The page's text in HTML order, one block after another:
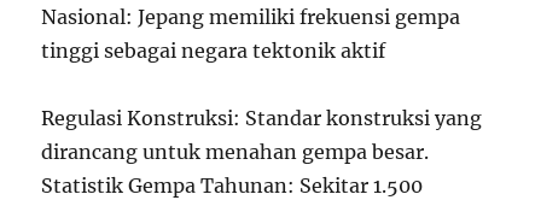
Nasional: Jepang memiliki frekuensi gempa
tinggi sebagai negara tektonik aktif
Regulasi Konstruksi: Standar konstruksi yang
dirancang untuk menahan gempa besar.
Statistik Gempa Tahunan: Sekitar 1.500